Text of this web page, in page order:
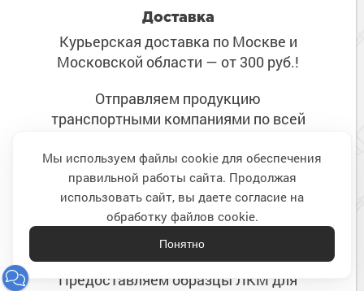
Доставка
Курьерская доставка по Москве и
Московской области — от 300 руб.!
Отправляем продукцию
транспортными компаниями по всей
Предоставляем образцы ЛКМ для
Мы используем файлы cookie для обеспечения
правильной работы сайта. Продолжая
использовать сайт, вы даете согласие на
обработку файлов cookie.
Понятно